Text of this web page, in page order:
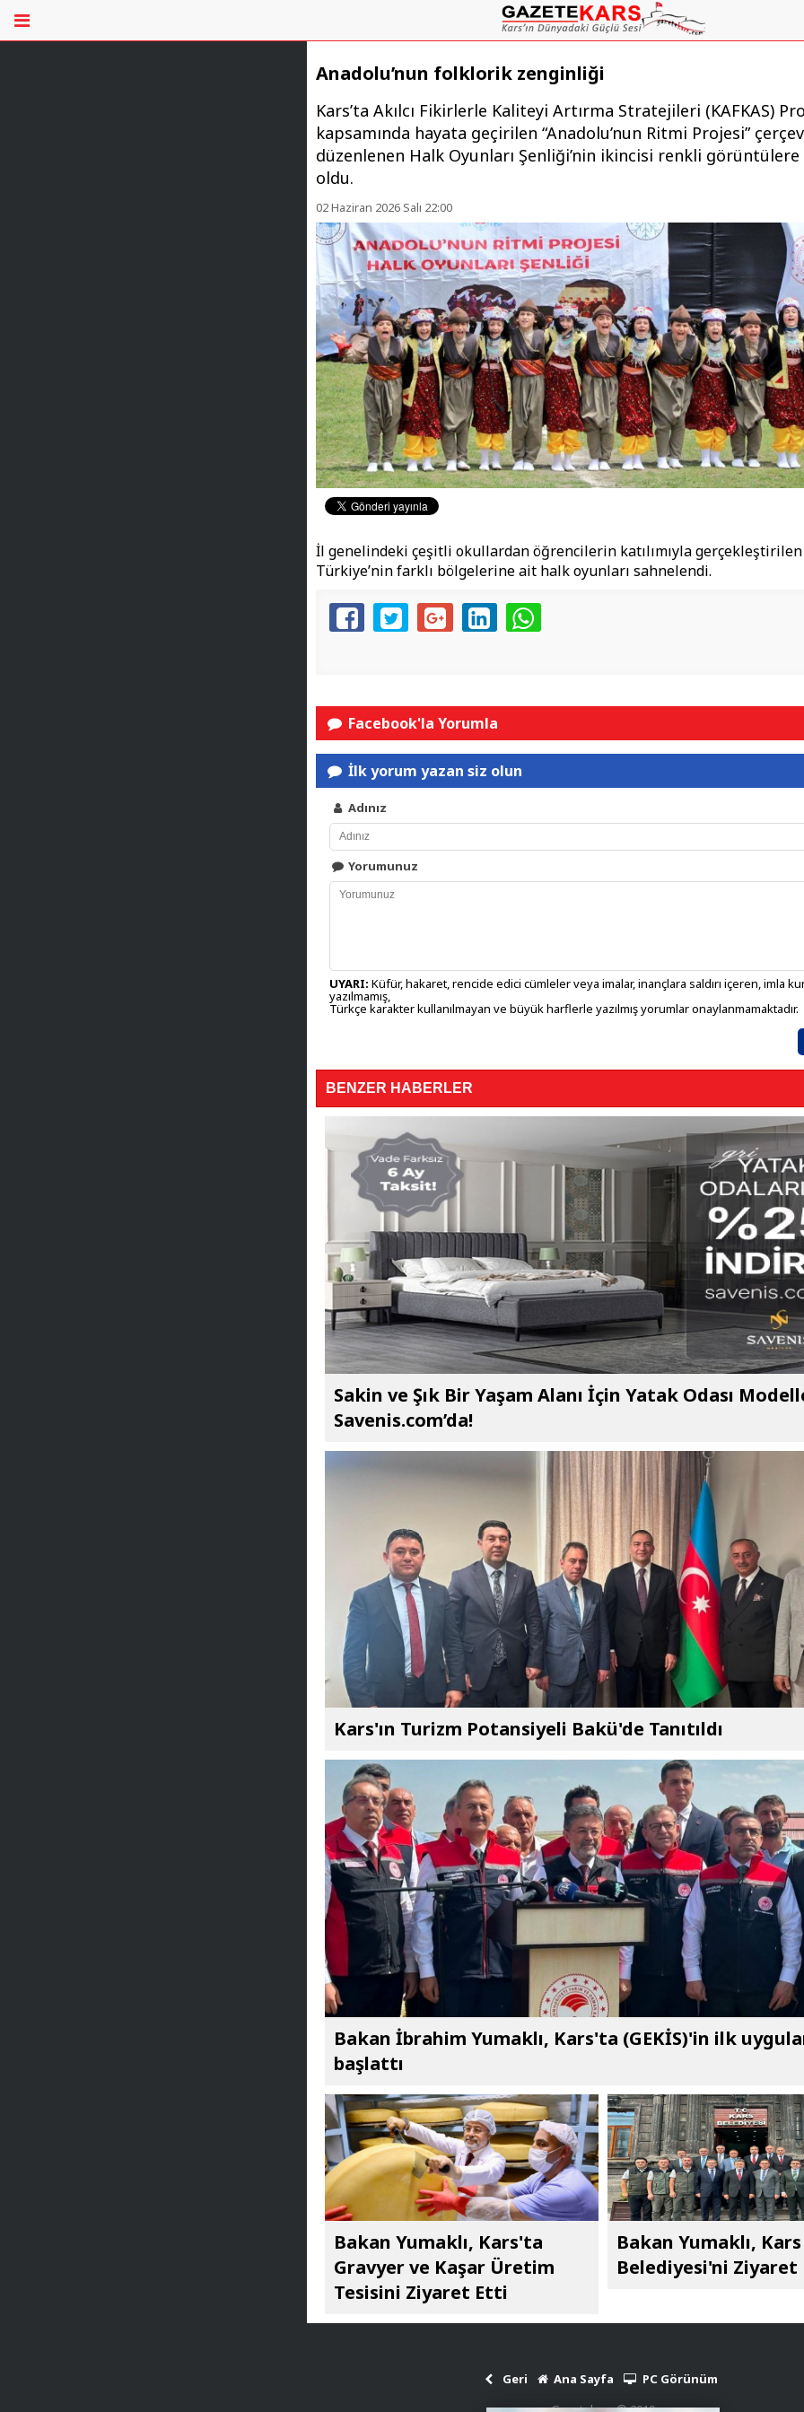
Anadolu’nun folklorik zenginliği
Kars’ta Akılcı Fikirlerle Kaliteyi Artırma Stratejileri (KAFKAS)
kapsamında hayata geçirilen “Anadolu’nun Ritmi Projesi”
düzenlenen Halk Oyunları Şenliği’nin ikincisi renkli görüntülere
oldu.
02 Haziran 2026 Salı 22:00
İl genelindeki çeşitli okullardan öğrencilerin katılımıyla
Türkiye’nin farklı bölgelerine ait halk oyunları sahnelendi.
Facebook'la Yorumla
İlk yorum yazan siz olun
Adınız
Yorumunuz
UYARI: Küfür, hakaret, rencide edici cümleler veya imalar, inançlara saldırı içeren, imla
yazılmamış,
Türkçe karakter kullanılmayan ve büyük harflerle yazılmış yorumlar onaylanmamaktadır.
BENZER HABERLER
Sakin ve Şık Bir Yaşam Alanı İçin Yatak Odası
Savenis.com’da!
Kars'ın Turizm Potansiyeli Bakü'de Tanıtıldı
Bakan İbrahim Yumaklı, Kars'ta (GEKİS)'in ilk
başlattı
Bakan Yumaklı, Kars'ta
Gravyer ve Kaşar Üretim
Tesisini Ziyaret Etti
Bakan Yumaklı, Kars
Belediyesi'ni
Geri Ana Sayfa
PC Görünüm